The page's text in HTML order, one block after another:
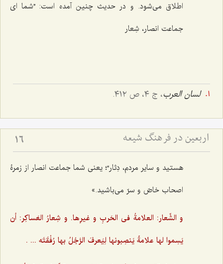
اطلاق می‌شود. و در حدیث چنین آمده است: ”شما ای
جماعت انصار، شِعار
لسان العرب، ج ٤، ص ٤١٢.
اربعین در فرهنگ شیعه 16
هستید و سایر مردم، دِثار“؛ یعنی شما جماعت انصار از زمرۀ
اصحاب خاصّ و سرّ می‌باشید.»
و الشِّعار: العلامةُ فی الحَربِ و غیرِها. و شِعارُ العَساکِر: أن
یَسِموا لها علامةً یَنصِبونها لِیَعرفَ الرَّجُلُ بها رُفْقَتَه ... .‌